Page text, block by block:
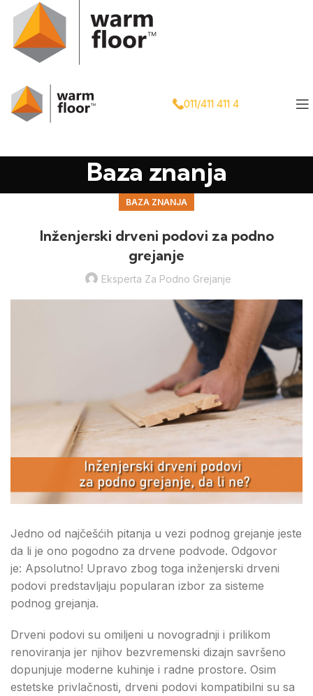
011/411 411 4
Baza znanja
BAZA ZNANJA
Inženjerski drveni podovi za podno
grejanje
Eksperta Za Podno Grejanje
Jedno od najčešćih pitanja u vezi podnog grejanje jeste
da li je ono pogodno za drvene podvode. Odgovor
je: Apsolutno! Upravo zbog toga inženjerski drveni
podovi predstavljaju popularan izbor za sisteme
podnog grejanja.
Drveni podovi su omiljeni u novogradnji i prilikom
renoviranja jer njihov bezvremenski dizajn savršeno
dopunjuje moderne kuhinje i radne prostore. Osim
estetske privlačnosti, drveni podovi kompatibilni su sa